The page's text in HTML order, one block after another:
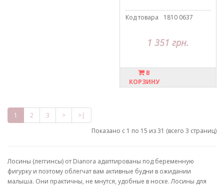
Код товара 1810 0637
1 351 грн.
В
КОРЗИНУ
1 2 3 >
>|
Показано с 1 по 15 из 31 (всего 3 страниц)
Лосины (леггинсы) от Dianora адаптированы под беременную
фигурку и поэтому облегчат вам активные будни в ожидании
малыша. Они практичны, не мнутся, удобные в носке. Лосины для